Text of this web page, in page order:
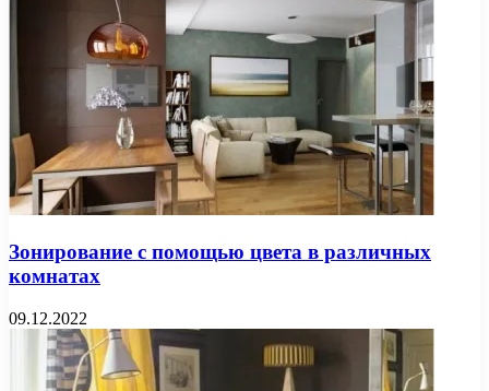
Зонирование с помощью цвета в различных
комнатах
09.12.2022